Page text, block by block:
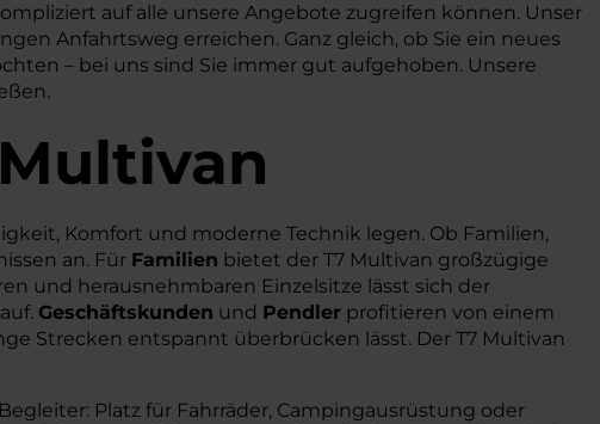
auf alle unsere Angebote zugreifen können. Unser
Anfahrtsweg erreichen. Ganz gleich, ob Sie ein neues
– bei uns sind Sie immer gut aufgehoben. Unsere
Komfort und moderne Technik legen. Ob Familien,
an. Für Familien bietet der T7 Multivan großzügige
und herausnehmbaren Einzelsitze lässt sich der
Geschäftskunden und Pendler profitieren von einem
Strecken entspannt überbrücken lässt. Der T7 Multivan
Platz für Fahrräder, Campingausrüstung oder